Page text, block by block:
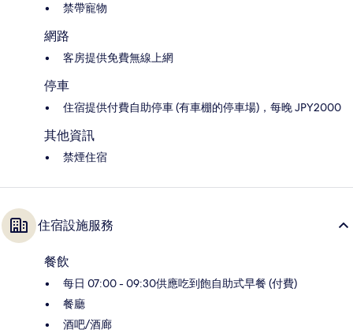
禁帶寵物
網路
客房提供免費無線上網
停車
住宿提供付費自助停車 (有車棚的停車場)，每晚 JPY2000
其他資訊
禁煙住宿
住宿設施服務
餐飲
每日 07:00 - 09:30供應吃到飽自助式早餐 (付費)
餐廳
酒吧/酒廊